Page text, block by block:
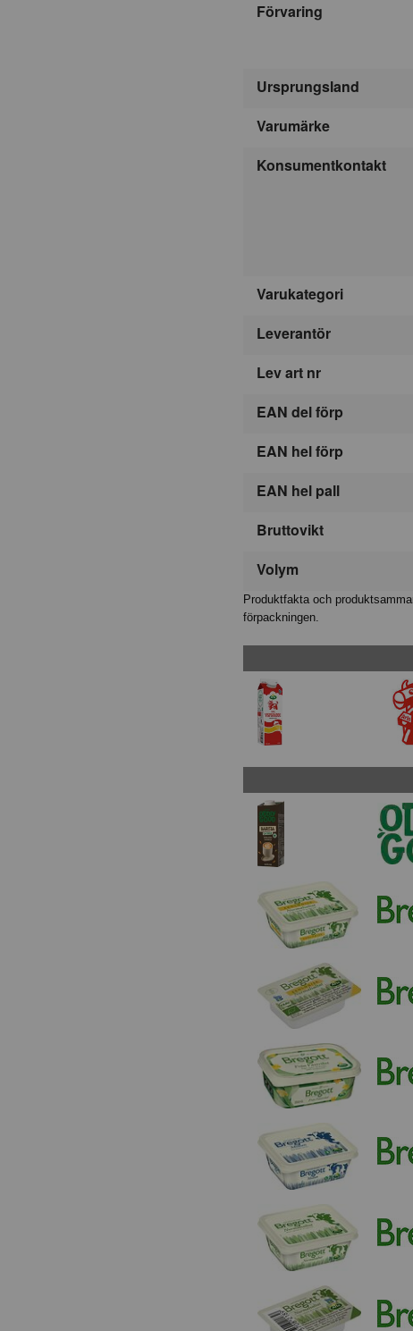
Förvaring
Ursprungsland
Varumärke
Konsumentkontakt
Varukategori
Leverantör
Lev art nr
EAN del förp
EAN hel förp
EAN hel pall
Bruttovikt
Volym
Produktfakta och
förpackningen.